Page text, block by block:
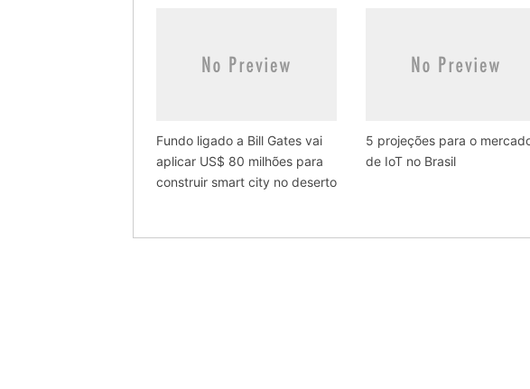
Fundo ligado a Bill Gates vai
aplicar US$ 80 milhões para
construir smart city no deserto
5 projeções para o
de IoT no Brasil